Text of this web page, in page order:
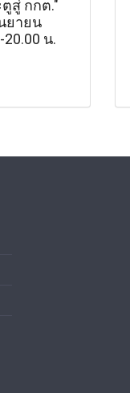
สู่ กกต."
ยายน
20.00 น.